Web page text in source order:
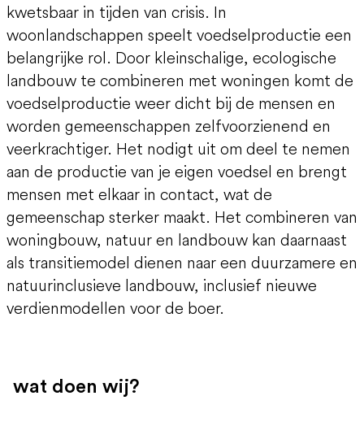
kwetsbaar in tijden van crisis. In
woonlandschappen speelt voedselproductie een
belangrijke rol. Door kleinschalige, ecologische
landbouw te combineren met woningen komt de
voedselproductie weer dicht bij de mensen en
worden gemeenschappen zelfvoorzienend en
veerkrachtiger. Het nodigt uit om deel te nemen
aan de productie van je eigen voedsel en brengt
mensen met elkaar in contact, wat de
gemeenschap sterker maakt. Het combineren van
woningbouw, natuur en landbouw kan daarnaast
als transitiemodel dienen naar een duurzamere en
natuurinclusieve landbouw, inclusief nieuwe
verdienmodellen voor de boer.
wat doen wij?